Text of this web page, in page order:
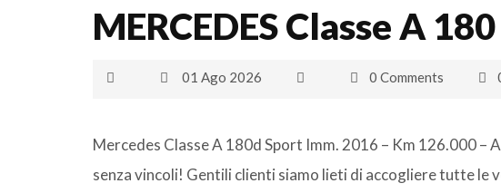
MERCEDES Classe A
01 Ago 2026 0 Comments
Mercedes Classe A 180d Sport Imm. 2016 – Km 126.000 –
senza vincoli! Gentili clienti siamo lieti di accogliere tutte le